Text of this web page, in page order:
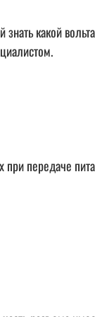
какой
передаче